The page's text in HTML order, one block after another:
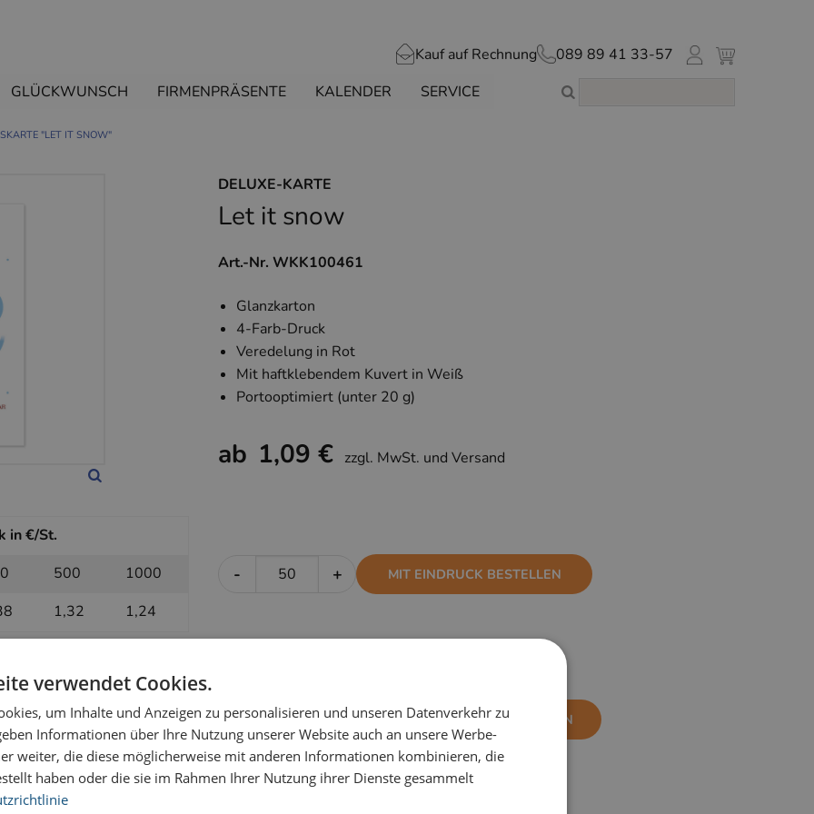
Kauf auf Rechnung
089 89 41 33-57
GLÜCKWUNSCH FIRMENPRÄSENTE KALENDER SERVICE
"LET IT SNOW"
DELUXE-KARTE
Let it snow
Art.-Nr. WKK100461
Glanzkarton
4-Farb-Druck
Veredelung in Rot
Mit haftklebendem Kuvert in Weiß
Portooptimiert (unter 20 g)
ab 1,09 € zzgl. MwSt. und Versand
in €/St.
500
1000
1,32 1,24
- + MIT EINDRUCK BESTELLEN
in €/St.
500
1000
1,14 1,09
- + OHNE EINDRUCK BESTELLEN
verwendet Cookies.
um Inhalte und Anzeigen zu personalisieren und unseren Datenverkehr zu
Informationen über Ihre Nutzung unserer Website auch an unsere Werbe-
weiter, die diese möglicherweise mit anderen Informationen kombinieren, die
haben oder die sie im Rahmen Ihrer Nutzung ihrer Dienste gesammelt